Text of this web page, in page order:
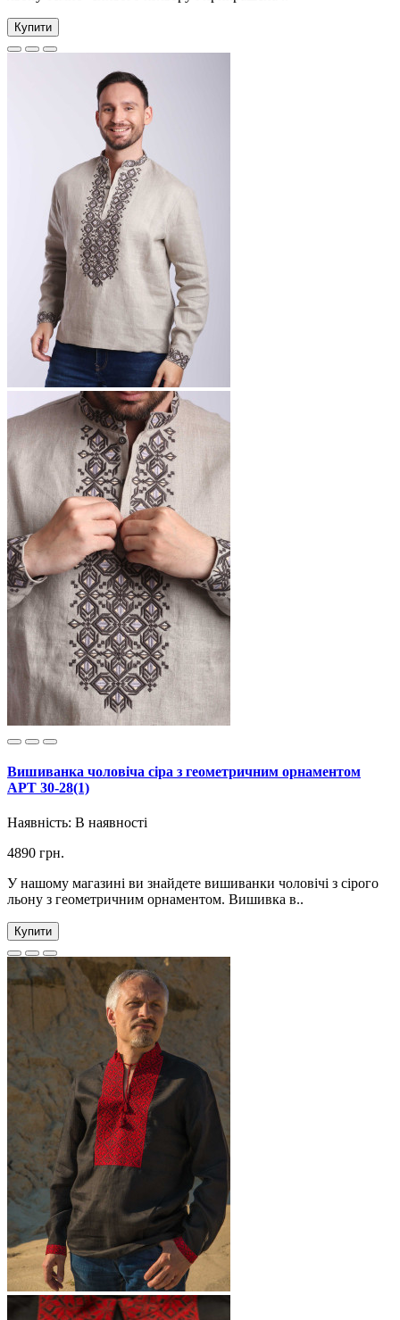
Купити
Вишиванка чоловіча сіра з геометричним орнаментом
АРТ 30-28(1)
Наявність: В наявності
4890 грн.
У нашому магазині ви знайдете вишиванки чоловічі з сірого
льону з геометричним орнаментом. Вишивка в..
Купити